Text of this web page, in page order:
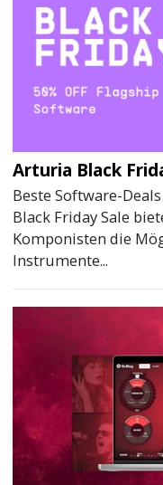
Arturia Black
Beste Software-
Black Friday Sale
Komponisten die
Instrumente...